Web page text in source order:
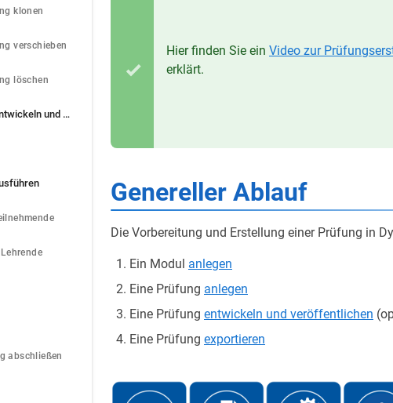
klonen
verschieben
löschen
Eine Prüfung entwickeln und veröffentlichen
abschließen
Hier finden Sie ein Video zur
erklärt.
Genereller Ablauf
Die Vorbereitung und Erstellung einer Prüfung in
Ein Modul anlegen
Eine Prüfung anlegen
Eine Prüfung entwickeln und veröffentlichen
Eine Prüfung exportieren